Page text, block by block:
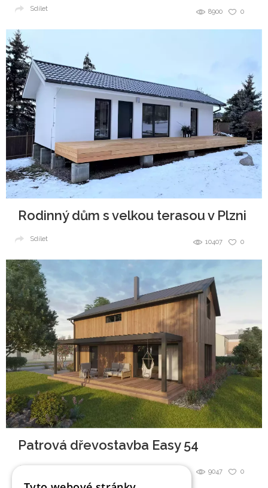
0
8900
Sdílet
Rodinný dům s velkou terasou v Plzni
0
10407
Sdílet
Patrová dřevostavba Easy 54
0
9047